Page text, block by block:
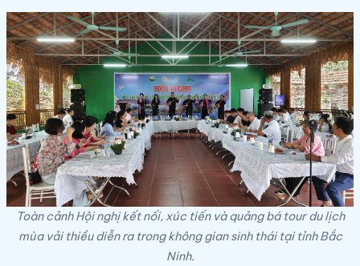
Toàn cảnh Hội nghị kết nối, xúc tiến và quảng bá tour du lịch
mùa vải thiều diễn ra trong không gian sinh thái tại tỉnh Bắc
Ninh.